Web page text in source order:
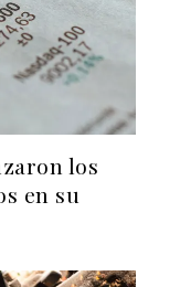
los
en su